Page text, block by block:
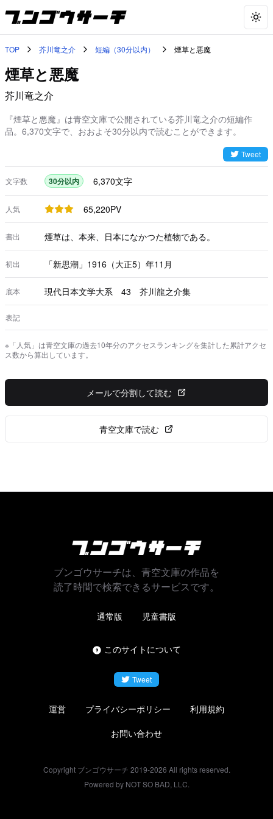
TOP 芥川竜之介 短編（30分以内） 煙草と悪魔
煙草と悪魔
芥川竜之介
『煙草と悪魔』は青空文庫で公開されている芥川竜之介の短編作
品。6,370文字で、おおよそ30分以内で読むことができます。
Tweet
文字数 30分以内 6,370文字
人気 65,220PV
書出 煙草は、本来、日本になかつた植物である。
初出 「新思潮」1916（大正5）年11月
底本 現代日本文学大系 43 芥川龍之介集
表記
※「人気」は青空文庫の過去10年分のアクセスランキングを集計した累計アクセ
ス数から算出しています。
メールで分割して読む
青空文庫で読む
ブンゴウサーチは、青空文庫の作品を
読了時間で検索できるサービスです。
通常版 児童書版
このサイトについて
Tweet
運営 プライバシーポリシー
利用規約
お問い合わせ
Copyright ブンゴウサーチ 2019-2026 All rights reserved.
Powered by NOT SO BAD, LLC.